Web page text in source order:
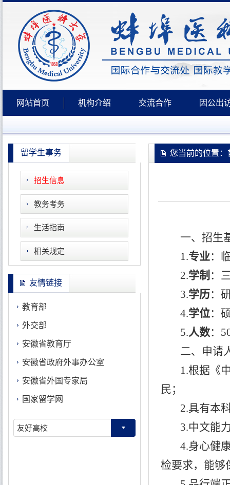
网站首页 机构介绍 交流合作 因公出
留学生事务
招生信息
教务考务
生活指南
相关规定
友情链接
教育部
外交部
安徽省教育厅
安徽省政府外事办公室
安徽省外国专家局
国家留学网
友好高校
您当前的位置：
一、招生
1.专业：
2.学制 ：
3.学历：
4.学位：
5.人数： 5
二、申请
1.根据《
民；
2.具有本
3.中文能
4.身心健
检要求，能够